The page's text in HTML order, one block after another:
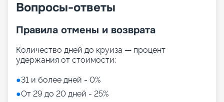
Вопросы-ответы
Правила отмены и возврата
Количество дней до круиза — процент
удержания от стоимости:
●31 и более дней - 0%
●От 29 до 20 дней - 25%